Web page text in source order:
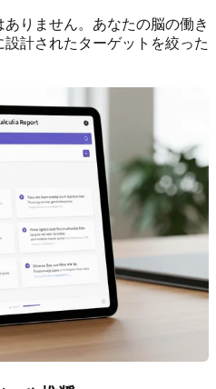
りません。あなたの脳の働き
計されたターゲットを絞った